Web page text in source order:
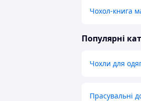
Чохол-книга
Популярні
Чохли для
Прасувальні